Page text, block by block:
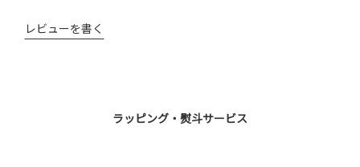
レビューを書く
ラッピング・熨斗サービス